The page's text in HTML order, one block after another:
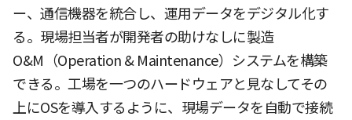
ー、通信機器を統合し、運用データをデジタル化す
る。現場担当者が開発者の助けなしに製造
O&M（Operation & Maintenance）システムを構築
できる。工場を一つのハードウェアと見なしてその
上にOSを導入するように、現場データを自動で接続